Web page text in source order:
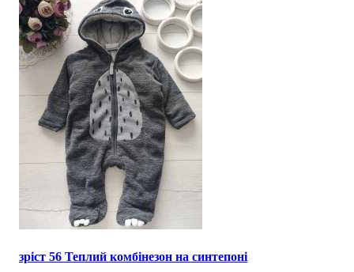
зріст 56 Теплий комбінезон на синтепоні